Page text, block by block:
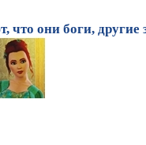
они боги, другие